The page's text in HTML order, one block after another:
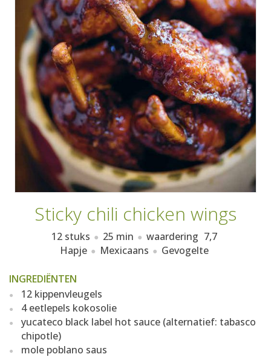
AANMELDEN
RECEPTEN
WEEKMENU'S
KOOKBOEKEN
Sticky chili chicken wings
12 stuks 25 min waardering 7,7
Hapje
Mexicaans Gevogelte
INGREDIËNTEN
12 kippenvleugels
4 eetlepels kokosolie
yucateco black label hot sauce (alternatief: tabasco
chipotle)
mole poblano saus